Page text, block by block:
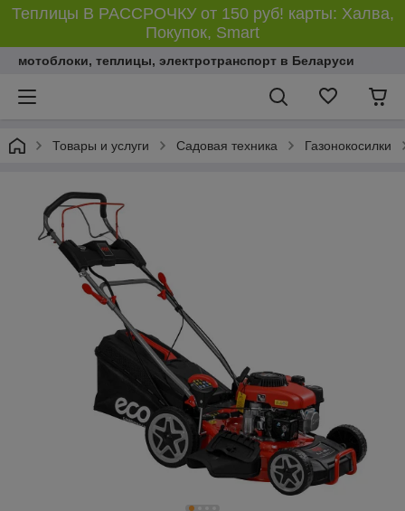
Теплицы В РАССРОЧКУ от 150 руб! карты: Халва,
Покупок, Smart
мотоблоки, теплицы, электротранспорт в Беларуси
Товары и услуги Садовая техника Газонокосилки